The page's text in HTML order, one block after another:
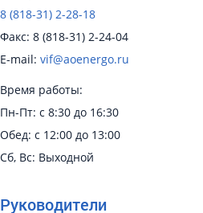
8 (818-31) 2-28-18
Факс: 8 (818-31) 2-24-04
E-mail: vif@aoenergo.ru
Время работы:
Пн-Пт: с 8:30 до 16:30
Обед: с 12:00 до 13:00
Сб, Вс: Выходной
Руководители